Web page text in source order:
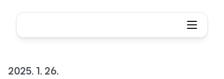
2025. 1. 26.